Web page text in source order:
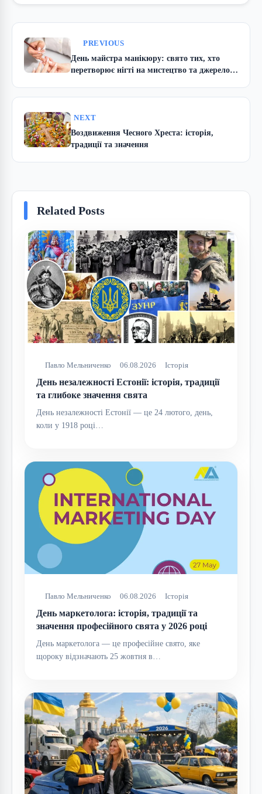
PREVIOUS
День майстра манікюру: свято тих, хто
перетворює нігті на мистецтво та джерело
NEXT
Воздвиження Чесного Хреста: історія,
традиції та значення
Related Posts
Павло Мельниченко 06.08.2026 Історія
День незалежності Естонії: історія, традиції
та глибоке значення свята
День незалежності Естонії — це 24 лютого, день,
коли у 1918 році…
Павло Мельниченко 06.08.2026 Історія
День маркетолога: історія, традиції та
значення професійного свята у 2026 році
День маркетолога — це професійне свято, яке
щороку відзначають 25 жовтня в…